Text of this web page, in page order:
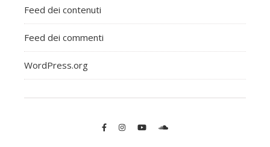
Feed dei contenuti
Feed dei commenti
WordPress.org